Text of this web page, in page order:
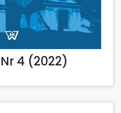
4 (2022)